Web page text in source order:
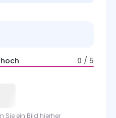
0 / 5
Sie ein Bild hierher